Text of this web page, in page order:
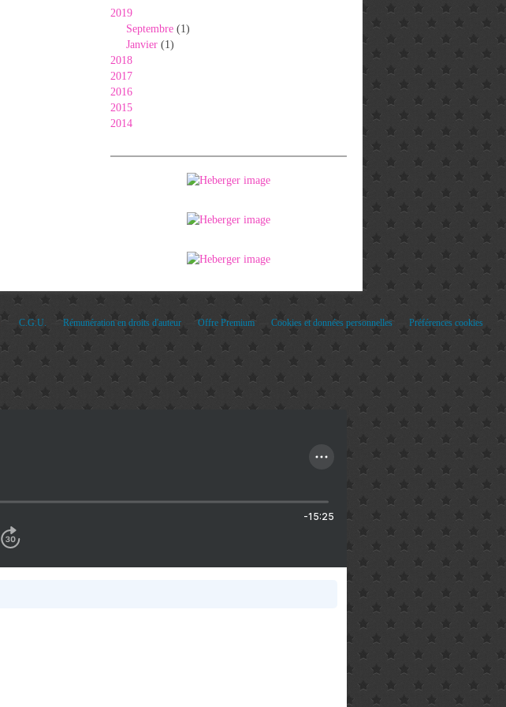
2019
Septembre (1)
Janvier (1)
2018
2017
2016
2015
2014
C.G.U. Rémunération en droits d'auteur Offre Premium Cookies et données personnelles Préférences cookies
-15:25